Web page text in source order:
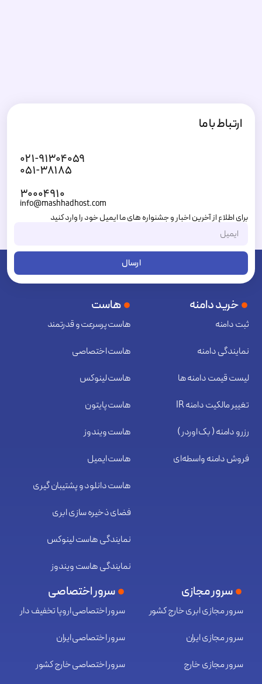
ارتباط با ما
۰۲۱-۹۱۳۰۴۰۵۹
۰۵۱-۳۸۱۸۵
۳۰۰۰۴۹۱۰
info@mashhadhost.com
برای اطلاع از آخرین اخبار و جشنواره های ما ایمیل خود را وارد کنید
ارسال
خرید دامنه
ثبت دامنه
نمایندگی دامنه
لیست قیمت دامنه ها
تغییر مالکیت دامنه IR
رزرو دامنه ( بک اوردر )
فروش دامنه واسطه‌ای
هاست
هاست پرسرعت و قدرتمند
هاست اختصاصی
هاست لینوکس
هاست پایتون
هاست ویندوز
هاست ایمیل
هاست دانلود و پشتیبان گیری
فضای ذخیره سازی ابری
نمایندگی هاست لینوکس
نمایندگی هاست ویندوز
سرور مجازی
سرور مجازی ابری خارج کشور
سرور مجازی ایران
سرور مجازی خارج
سرور اختصاصی
سرور اختصاصی اروپا تخفیف دار
سرور اختصاصی ایران
سرور اختصاصی خارج کشور